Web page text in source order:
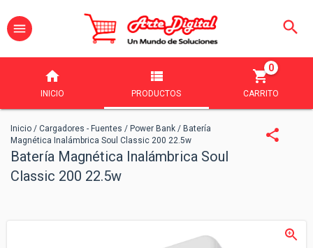
INICIO PRODUCTOS CARRITO
0
Inicio / Cargadores - Fuentes / Power Bank / Batería
Magnética Inalámbrica Soul Classic 200 22.5w
Batería Magnética Inalámbrica Soul
Classic 200 22.5w